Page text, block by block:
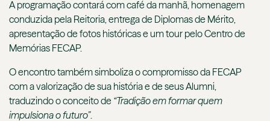
A programação contará com café da manhã, homenagem
conduzida pela Reitoria, entrega de Diplomas de Mérito,
apresentação de fotos históricas e um tour pelo Centro de
Memórias FECAP.
O encontro também simboliza o compromisso da FECAP
com a valorização de sua história e de seus Alumni,
traduzindo o conceito de “Tradição em formar quem
impulsiona o futuro”.